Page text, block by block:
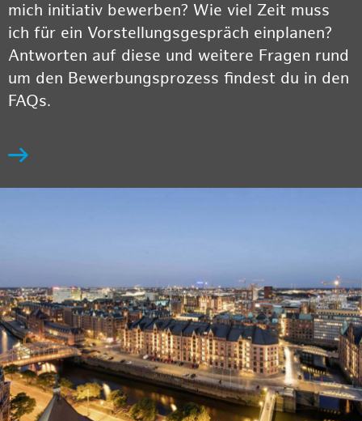
mich initiativ bewerben? Wie viel Zeit muss
ich für ein Vorstellungsgespräch einplanen?
Antworten auf diese und weitere Fragen rund
um den Bewerbungsprozess findest du in den
FAQs.